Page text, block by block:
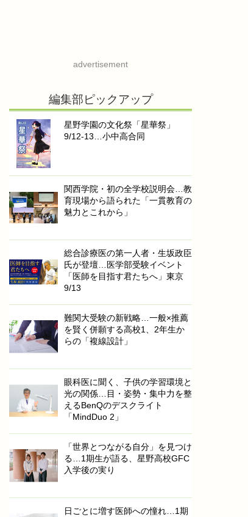
advertisement
編集部ピックアップ
星野学園の文化祭「星華祭」
9/12-13…小中高合同
関西学院・初の全学校説明会…教
育現場から語られた「一貫教育の
魅力とこれから」
総合診療医の第一人者・生坂政臣
氏が登壇…医学部受験イベント
「医師を目指す君たちへ」東京
9/13
難関大受験の新戦略…一般×推薦
を賢く併願する高校1、2年生か
らの「複線設計」
眼科医に聞く、子供の学習環境と
光の関係…目・姿勢・集中力を整
えるBenQのデスクライト
「MindDuo 2」
「世界とつながる自分」を見つけ
る…1期生が語る、星野高校GFC
入学後の実り
日ごとに増す医師への憧れ…1期